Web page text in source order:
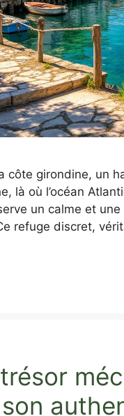
côte girondine, un
là où l’océan
un calme et
refuge discret,